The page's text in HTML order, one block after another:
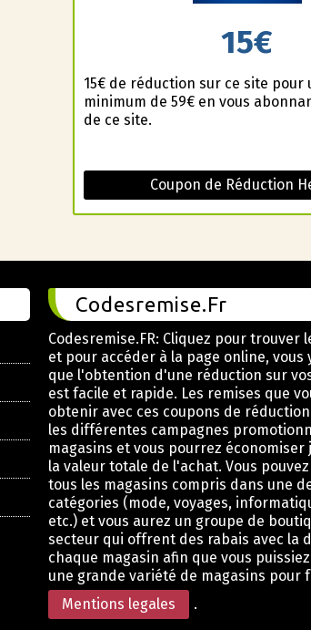
15€
15€ de réduction sur ce site pour
minimum de 59€ en vous
de ce site.
Coupon de Réduction
Codesremise.Fr
Codesremise.FR: Cliquez pour trouver
et pour accéder à la page online, vous
que l'obtention d'une réduction sur
est facile et rapide. Les remises que
obtenir avec ces coupons de
les différentes campagnes
magasins et vous pourrez économiser
la valeur totale de l'achat. Vous
tous les magasins compris dans une
catégories (mode, voyages,
etc.) et vous aurez un groupe de
secteur qui offrent des rabais avec la
chaque magasin afin que vous
une grande variété de magasins pour
Mentions legales
.